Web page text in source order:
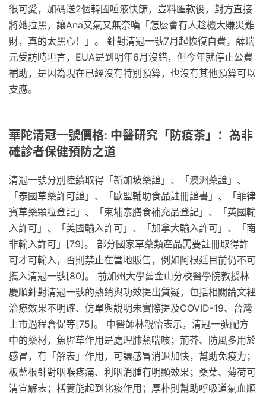
很可愛，加碼送2個韓國唾液快篩，豈料匯款後，對方直接
將她拉黑，讓Ana又氣又無奈嘆「怎麼會有人趁機大賺災難
財，真的太黑心！」。 針對清冠一號7月起恢復自費，薛瑞
元受訪時坦言，EUA是到明年6月沒錯，但今年就停止公費
補助，是因為現在已經沒有特別預算，也沒有其他預算可以
支應。
華陀清冠一號價格: 中醫研究「防疫茶」：為非
確診者保健預防之道
清冠一號分別陸續取得「新加坡藥證」、「澳洲藥證」、
「泰國草藥許可證」、「歐盟輔助食品註冊證書」、「菲律
賓草藥顆粒登記」、「柬埔寨膳食補充品登記」、「英國輸
入許可」、「美國輸入許可」、「加拿大輸入許可」、「南
非輸入許可」[79]。 部分國家草藥類產品需要註冊取得許
可才可輸入，否則禁止在當地販售，例如阿根廷目前仍不可
攜入清冠一號[80]。 前加州大學舊金山分校醫學院教授林
慶順針對清冠一號的熱銷與功效提出質疑，包括相關論文裡
治療效果不明確、仿單與說明未實際提及COVID-19、台灣
上市過程倉促等[75]。 中醫師林親怡表示，清冠一號配方
中的藥材，魚腥草作用是處理肺熱喘咳；荊芥、防風多用於
感冒，有「解表」作用，可讓感冒消退加快，幫助免疫力；
板藍根針對咽喉疼痛、利咽消腫有明顯效果；桑葉、薄荷可
清宣解表；栝蔞能起到化痰作用；厚朴則幫助呼吸道氣血順